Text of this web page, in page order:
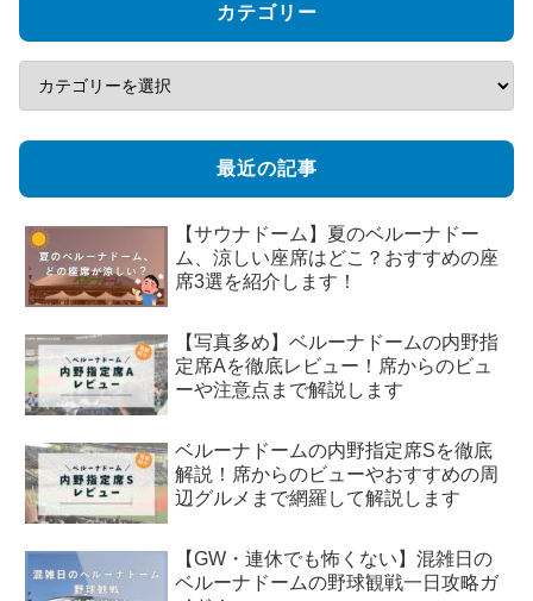
カテゴリー
最近の記事
【サウナドーム】夏のベルーナドー
ム、涼しい座席はどこ？おすすめの座
席3選を紹介します！
【写真多め】ベルーナドームの内野指
定席Aを徹底レビュー！席からのビュ
ーや注意点まで解説します
ベルーナドームの内野指定席Sを徹底
解説！席からのビューやおすすめの周
辺グルメまで網羅して解説します
【GW・連休でも怖くない】混雑日の
ベルーナドームの野球観戦一日攻略ガ